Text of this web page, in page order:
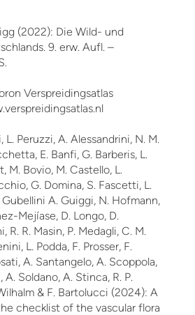
(2022): Die Wild- und
9. erw. Aufl. –
Verspreidingsatlas
L. Peruzzi, A. Alessandrini, N. M.
E. Banfi, G. Barberis, L.
M. Bovio, M. Castello, L.
G. Domina, S. Fascetti, L.
Gubellini A. Guiggi, N. Hofmann,
Mejíase, D. Longo, D.
R. R. Masin, P. Medagli, C. M.
L. Podda, F. Prosser, F.
A. Santangelo, A. Scoppola,
A. Soldano, A. Stinca, R. P.
& F. Bartolucci (2024): A
checklist of the vascular flora